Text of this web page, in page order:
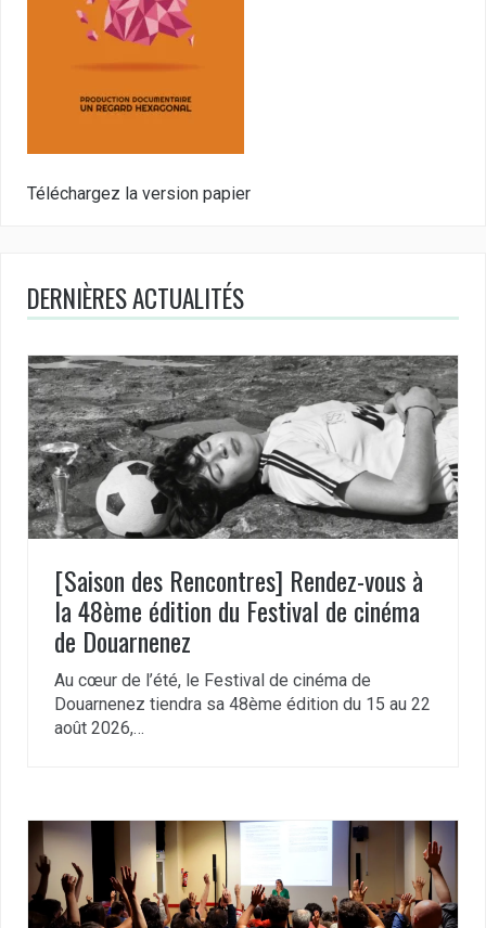
Téléchargez la version papier
DERNIÈRES ACTUALITÉS
[Saison des Rencontres] Rendez-vous à
la 48ème édition du Festival de cinéma
de Douarnenez
Au cœur de l’été, le Festival de cinéma de
Douarnenez tiendra sa 48ème édition du 15 au 22
août 2026,…